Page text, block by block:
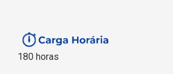
180 horas